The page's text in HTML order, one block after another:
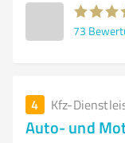
73
4 Kfz-
Auto- und